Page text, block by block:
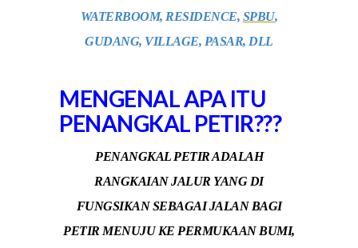
WATERBOOM, RESIDENCE, SPBU,
GUDANG, VILLAGE, PASAR, DLL
MENGENAL APA ITU
PENANGKAL PETIR???
PENANGKAL PETIR ADALAH
RANGKAIAN JALUR YANG DI
FUNGSIKAN SEBAGAI JALAN BAGI
PETIR MENUJU KE PERMUKAAN BUMI,